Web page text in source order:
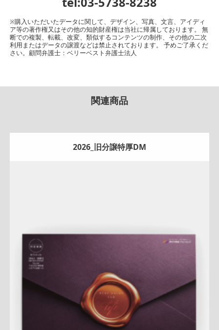
※購入いただいたデータに関して、デザイン、写真、文言、アイディ
ア等の著作権又はその他の知的財産権は当社に帰属しております。 無
断での複製、転載、改変、類似するコンテンツの制作、その他の二次
利用またはデータの譲渡などは禁止されております。 予めご了承くだ
さい。顧問弁護士：ベリーベスト弁護士法人
関連商品
2026_旧分譲特厚DM
A4ペラ マンション土地戸建
サービス紹
新作査定 プレミアム大宮センター桜新町センター
詳しく見る